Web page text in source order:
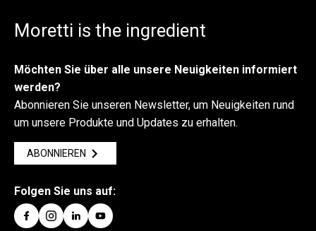
Moretti is the ingredient
Möchten Sie über alle unsere Neuigkeiten informiert
werden?
Abonnieren Sie unseren Newsletter, um Neuigkeiten rund
um unsere Produkte und Updates zu erhalten.
ABONNIEREN
Folgen Sie uns auf: